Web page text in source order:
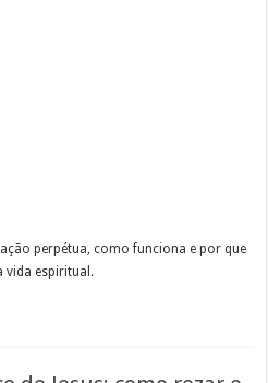
perpétua, como funciona e por que
vida espiritual.